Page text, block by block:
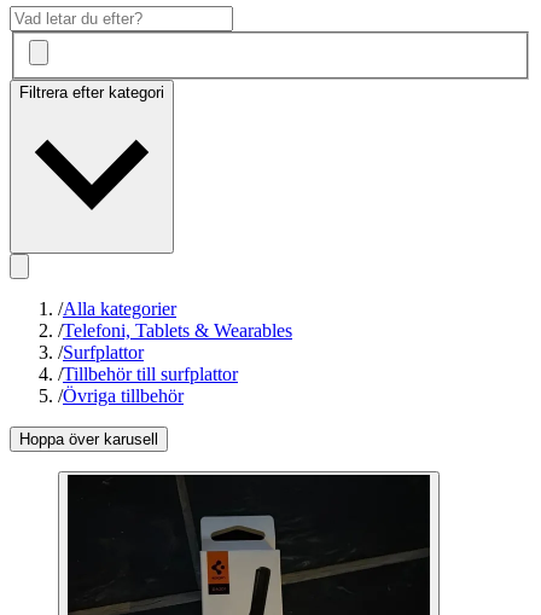
Filtrera efter kategori
/Alla kategorier
/Telefoni, Tablets & Wearables
/Surfplattor
/Tillbehör till surfplattor
/Övriga tillbehör
Hoppa över karusell